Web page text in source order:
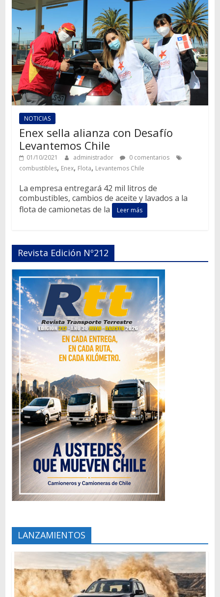
NOTICIAS
Enex sella alianza con Desafío
Levantemos Chile
01/10/2021 administrador
0 comentarios
combustibles, Enex, Flota, Levantemos Chile
La empresa entregará 42 mil litros de
combustibles, cambios de aceite y lavados a la
flota de camionetas de la
Leer más
Revista Edición Nº212
LANZAMIENTOS